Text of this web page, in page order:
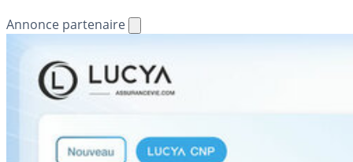
Annonce partenaire